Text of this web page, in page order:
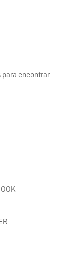
para encontrar